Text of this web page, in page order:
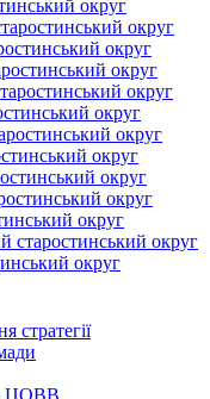
округ
округ
округ
округ
округ
округ
округ
округ
округ
округ
округ
старостинський округ
округ
стратегії
ЦОВВ